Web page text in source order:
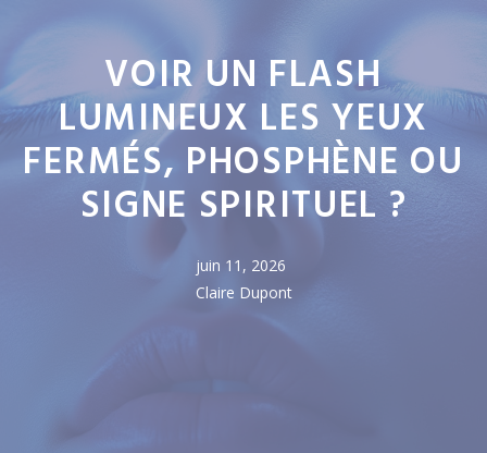
VOIR UN FLASH
LUMINEUX LES YEUX
FERMÉS, PHOSPHÈNE OU
SIGNE SPIRITUEL ?
juin 11, 2026
Claire Dupont